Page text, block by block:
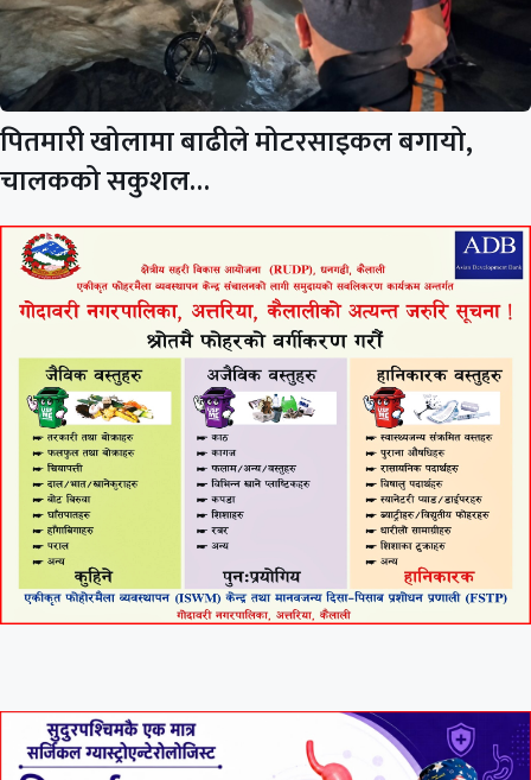
पितमारी खोलामा बाढीले मोटरसाइकल बगायो,
चालकको सकुशल…